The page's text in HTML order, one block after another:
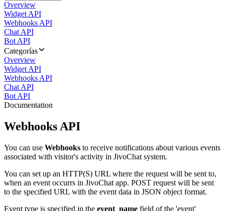
Overview
Widget API
Webhooks API
Chat API
Bot API
Categorías
Overview
Widget API
Webhooks API
Chat API
Bot API
Documentation
Webhooks API
You can use Webhooks to receive notifications about various events
associated with visitor's activity in JivoChat system.
You can set up an HTTP(S) URL where the request will be sent to,
when an event occurrs in JivoChat app. POST request will be sent
to the specified URL with the event data in JSON object format.
Event type is specified in the event_name field of the 'event'